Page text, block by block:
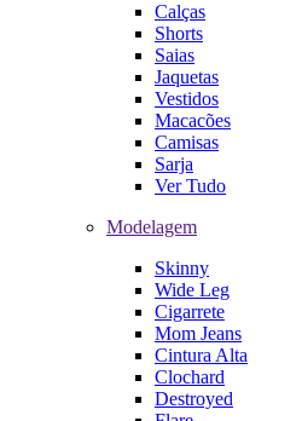
Calças
Shorts
Saias
Jaquetas
Vestidos
Macacões
Camisas
Sarja
Ver Tudo
Modelagem
Skinny
Wide Leg
Cigarrete
Mom Jeans
Cintura Alta
Clochard
Destroyed